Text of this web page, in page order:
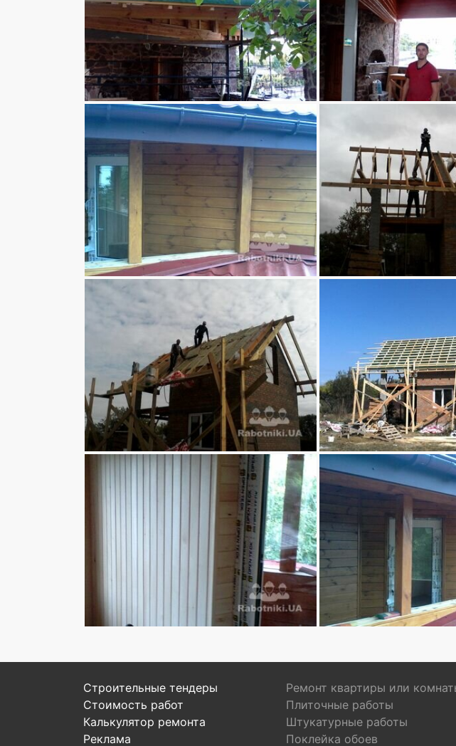
Строительные тендеры
Стоимость работ
Калькулятор ремонта
Реклама
Ремонт квартиры или
Плиточные работы
Штукатурные работы
Поклейка обоев